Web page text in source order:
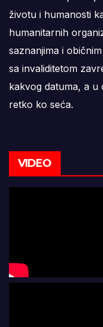
životu i humanosti
humanitarnih
saznanjima i
sa invaliditetom
kakvog datuma, a u
retko ko seća.
VIDEO